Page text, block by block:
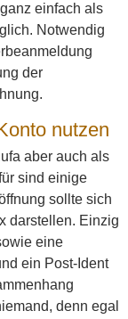
einfach als
Notwendig
der
nutzen
aber auch als
sind einige
sollte sich
darstellen. Einzig
eine
ein Post-Ident
denn egal